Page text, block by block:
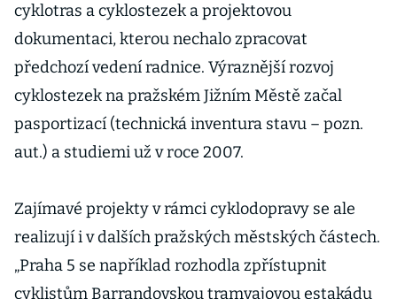
cyklotras a cyklostezek a projektovou
dokumentaci, kterou nechalo zpracovat
předchozí vedení radnice. Výraznější rozvoj
cyklostezek na pražském Jižním Městě začal
pasportizací (technická inventura stavu – pozn.
aut.) a studiemi už v roce 2007.
Zajímavé projekty v rámci cyklodopravy se ale
realizují i v dalších pražských městských částech.
„Praha 5 se například rozhodla zpřístupnit
cyklistům Barrandovskou tramvajovou estakádu